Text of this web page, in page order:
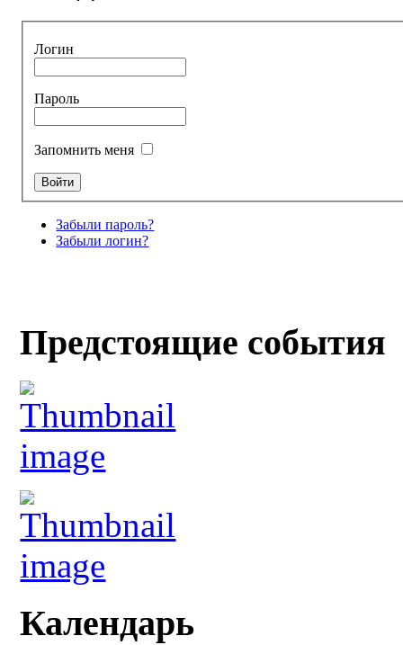
Логин
Пароль
Запомнить меня
Забыли пароль?
Забыли логин?
Предстоящие события
Календарь